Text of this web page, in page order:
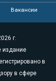
Вакансии
г.
издание
в
в сфере